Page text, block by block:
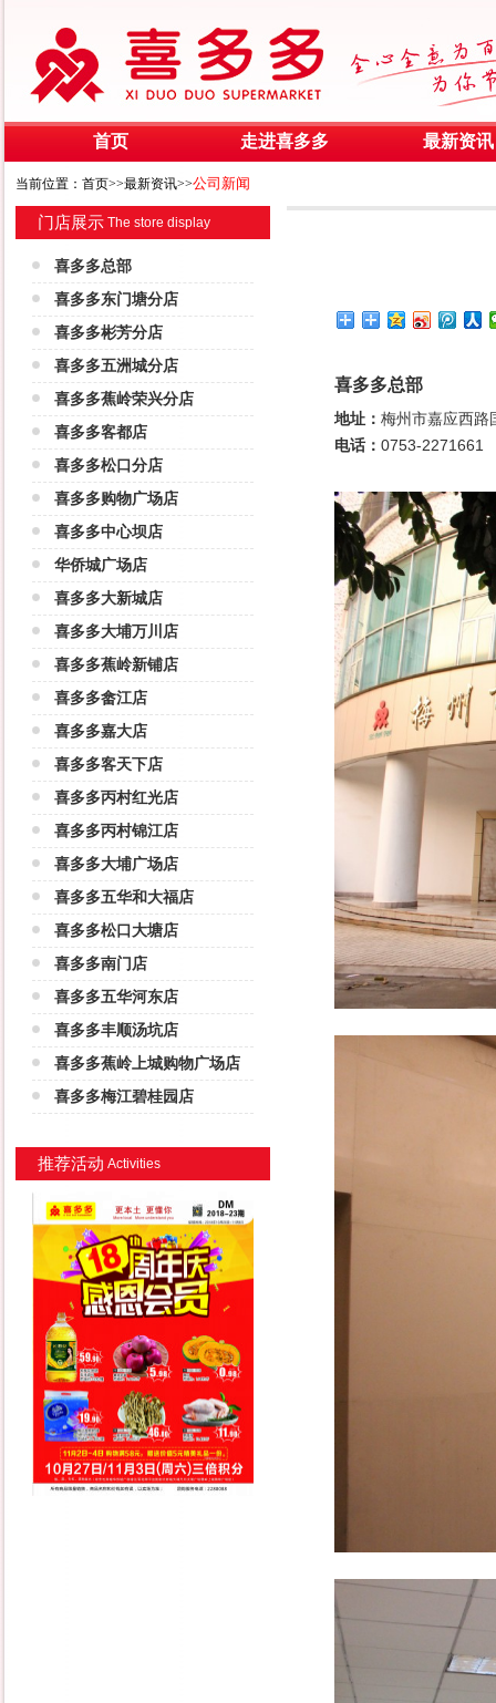
首页 走进喜多多 最新资讯
当前位置：首页>>最新资讯>>公司新闻
门店展示 The store display
喜多多总部
喜多多东门塘分店
喜多多彬芳分店
喜多多五洲城分店
喜多多蕉岭荣兴分店
喜多多客都店
喜多多松口分店
喜多多购物广场店
喜多多中心坝店
华侨城广场店
喜多多大新城店
喜多多大埔万川店
喜多多蕉岭新铺店
喜多多畲江店
喜多多嘉大店
喜多多客天下店
喜多多丙村红光店
喜多多丙村锦江店
喜多多大埔广场店
喜多多五华和大福店
喜多多松口大塘店
喜多多南门店
喜多多五华河东店
喜多多丰顺汤坑店
喜多多蕉岭上城购物广场店
喜多多梅江碧桂园店
推荐活动 Activities
喜多多总部
地址： 梅州市嘉应西路
电话： 0753-2271661